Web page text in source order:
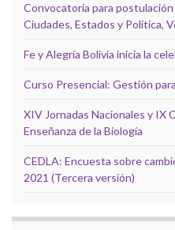
Convocatoria para
Ciudades, Estados y Política,
Fe y Alegría Bolivia inicia la
Curso Presencial: Gestión
XIV Jornadas Nacionales y IX
Enseñanza de la Biología
CEDLA: Encuesta sobre
2021 (Tercera versión)